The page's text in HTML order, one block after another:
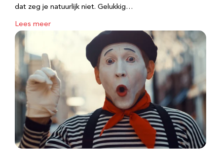
dat zeg je natuurlijk niet. Gelukkig…
Lees meer